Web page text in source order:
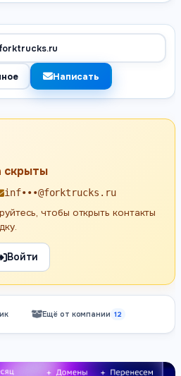
Написать
скрыты
inf•••@forktrucks.ru
чтобы открыть контакты
Войти
Ещё от компании 12